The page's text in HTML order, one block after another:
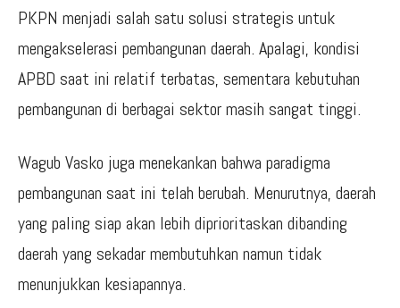
PKPN menjadi salah satu solusi strategis untuk
mengakselerasi pembangunan daerah. Apalagi, kondisi
APBD saat ini relatif terbatas, sementara kebutuhan
pembangunan di berbagai sektor masih sangat tinggi.
Wagub Vasko juga menekankan bahwa paradigma
pembangunan saat ini telah berubah. Menurutnya, daerah
yang paling siap akan lebih diprioritaskan dibanding
daerah yang sekadar membutuhkan namun tidak
menunjukkan kesiapannya.